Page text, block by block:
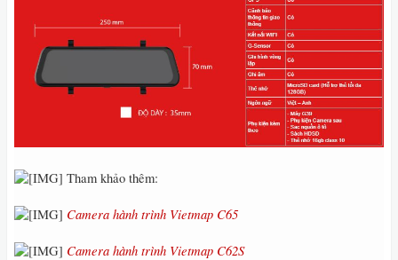
Tham khảo thêm:
Camera hành trình Vietmap C65
Camera hành trình Vietmap C62S